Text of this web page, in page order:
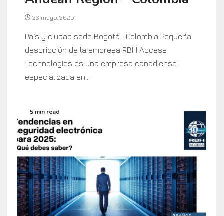
23 mayo, 2025
País y ciudad sede Bogotá- Colombia Pequeña
descripción de la empresa RBH Access
Technologies es una empresa canadiense
especializada en...
5 min read